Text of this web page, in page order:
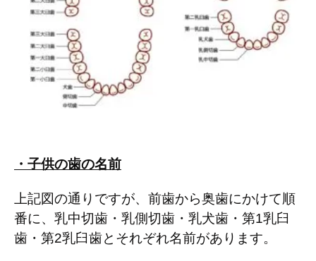
・子供の歯の名前
上記図の通りですが、前歯から奥歯にかけて順
番に、乳中切歯・乳側切歯・乳犬歯・第1乳臼
歯・第2乳臼歯とそれぞれ名前があります。